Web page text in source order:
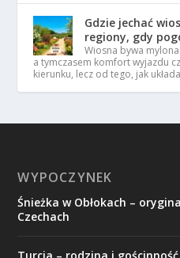
Gdzie jechać
regiony, gdy
Wiosna bywa mylona
a tymczasem komfort wyjazdu
kierunku, lecz od tego, jak
WYPOCZYNEK
Śnieżka w Obłokach –
Czechach